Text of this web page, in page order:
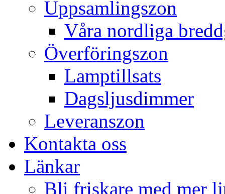
Uppsamlingszon
Våra nordliga
Överföringszon
Lamptillsats
Dagsljusdimmer
Leveranszon
Kontakta oss
Länkar
Bli friskare med mer